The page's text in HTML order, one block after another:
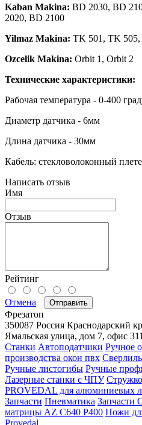
Kaban Makina: BD 2030, BD
2020, BD 2100
Yilmaz Makina: TK 501, TK
Ozcelik Makina: Orbit 1, Orbit 2
Технические характеристики:
Рабочая температура - 0-400
Диаметр датчика - 6мм
Длина датчика - 30мм
Кабель: стекловолоконный
Написать отзыв
Имя
Отзыв
Рейтинг
Отмена Отправить
Фрезатоп
350087 Россия Краснодарский
Ямальская улица, дом 7, офис 311
Станки Автоподатчики Ручное
производства окон пвх
Ручные листогибы Ручные
Лазерные станки с ЧПУ
PROVEDAL для алюминиевых
Запчасти Пневматика Запчасти
матрицы AZ C640 P400 Ножи
Provedal